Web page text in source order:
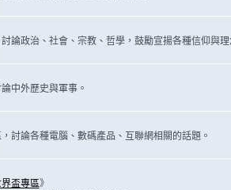
論政治、社會、宗教、哲學，鼓勵宣揚各種信仰與理
中外歷史與軍事。
討論各種電腦、數碼產品、互聯網相關的話題。
盃專區》